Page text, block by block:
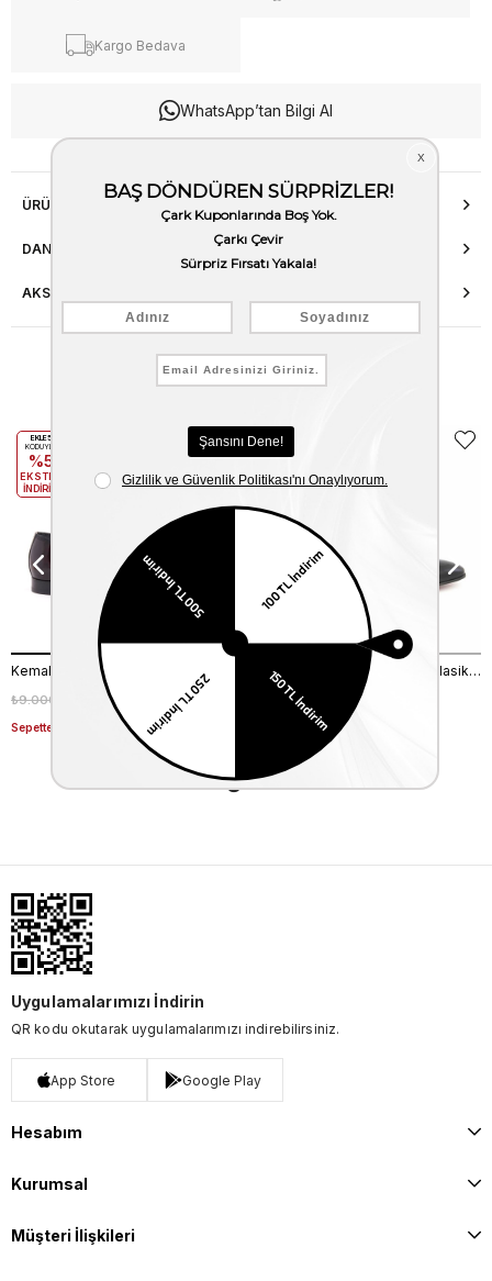
Kargo Bedava
WhatsApp’tan Bilgi Al
ÜRÜN ÖZELLIKLERI
DANIŞMA HATTI
AKSESUAR ONARIMI
Benzer Ürünler
₺6.300,00
₺9.000,00
Sepette %20 Net İndirim
%30
EKLE5
KODUYLA
%5
EKSTRA
İNDİRİM
Kemal Tanca Bağcıklı Erkek Klasik Ayakkabı 700
₺6.300,00
₺9.000,00
Sepette %20 Net İndirim
EKLE5
KODUYLA
%5
EKSTRA
İNDİRİM
Son Baktığınız Ürünler
Uygulamalarımızı İndirin
QR kodu okutarak uygulamalarımızı indirebilirsiniz.
App Store Google Play
Hesabım
Kurumsal
Müşteri İlişkileri